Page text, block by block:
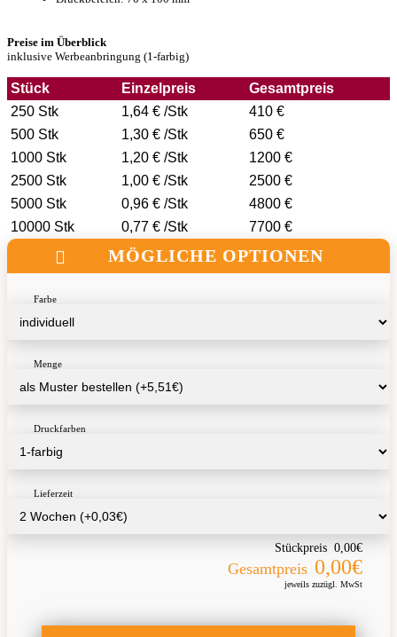
Preise im Überblick
inklusive Werbeanbringung (1-farbig)
Stück Einzelpreis
Gesamtpreis
250 Stk
1,64 € /Stk
410 €
500 Stk
1,30 € /Stk
650 €
1000 Stk
1,20 € /Stk
1200 €
2500 Stk
1,00 € /Stk
2500 €
5000 Stk
0,96 € /Stk
4800 €
10000 Stk
0,77 € /Stk 7700 €
MÖGLICHE OPTIONEN
Farbe
Menge
Druckfarben
Lieferzeit
Stückpreis 0,00€
Gesamtpreis 0,00€
jeweils zuzügl. MwSt